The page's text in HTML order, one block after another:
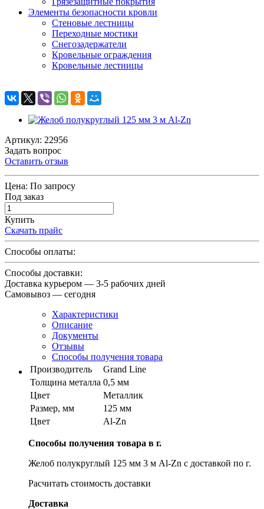
Элементы безопасности кровли
Стеновые лестницы
Переходные мостики
Снегозадержатели
Кровельные ограждения
Кровельные лестницы
Артикул: 22956
Задать вопрос
Оставить отзыв
Цена: По запросу
Под заказ
Купить
Скачать прайс
Способы оплаты:
Способы доставки:
Доставка курьером — 3-5 рабочих дней
Самовывоз — сегодня
Характеристики
Описание
Документы
Отзывы
Способы получения товара
Производитель
Grand Line
Толщина металла 0,5 мм
Цвет
Металлик
Размер, мм
125 мм
Цвет
Al-Zn
Способы получения товара в г.
Желоб полукруглый 125 мм 3 м Al-Zn с доставкой по г.
Расчитать стоимость доставки
Доставка